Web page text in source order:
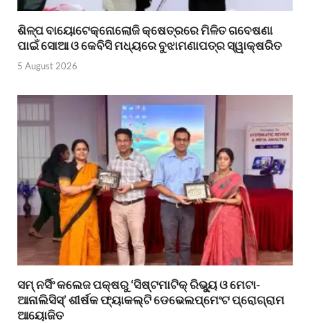
ଶିଳ୍ପ ବାୟୋଟେକ୍ନୋଲୋଜି କ୍ଷେତ୍ରରେ ମିଳିତ ଗବେଷଣା
ପାଇଁ ସୋଆ ଓ କେବିସି ମଧ୍ୟରେ ବୁଝାମଣାପତ୍ର ସ୍ୱାକ୍ଷରିତ
5 August 2026
ସମ୍ ନର୍ସିଂ କଲେଜ ପକ୍ଷରୁ ‘ସିଷ୍ଟମାଟିକ୍ ରିଭ୍ୟୁ ଓ ମେଟା-
ଆନାଲିସିସ୍‌’ ଶୀର୍ଷକ ଫ୍ୟାକଲ୍ଟି ଡେଭେଲପ୍‌ମେଂଟ ପ୍ରୋଗ୍ରାମ
ଆୟୋଜିତ